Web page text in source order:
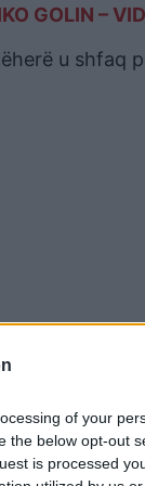
of your
the below opt-out
is processed
GOLIN –
u shfaq
e tij, 51 vite
turne që nuk